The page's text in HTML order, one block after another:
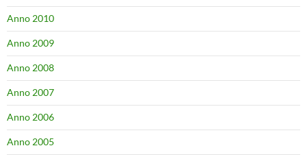
Anno 2010
Anno 2009
Anno 2008
Anno 2007
Anno 2006
Anno 2005